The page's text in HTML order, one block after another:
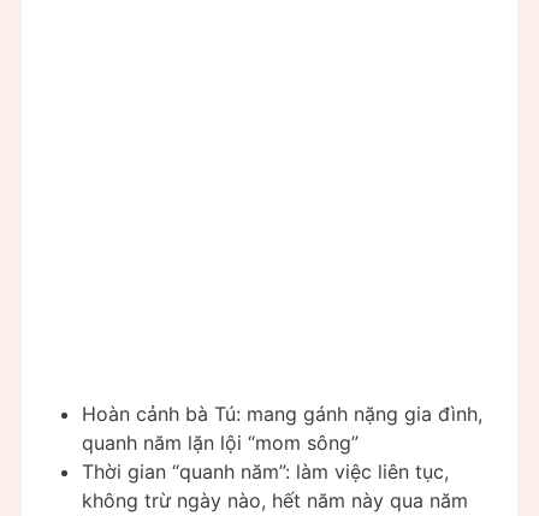
Hoàn cảnh bà Tú: mang gánh nặng gia đình,
quanh năm lặn lội “mom sông”
Thời gian “quanh năm”: làm việc liên tục,
không trừ ngày nào, hết năm này qua năm